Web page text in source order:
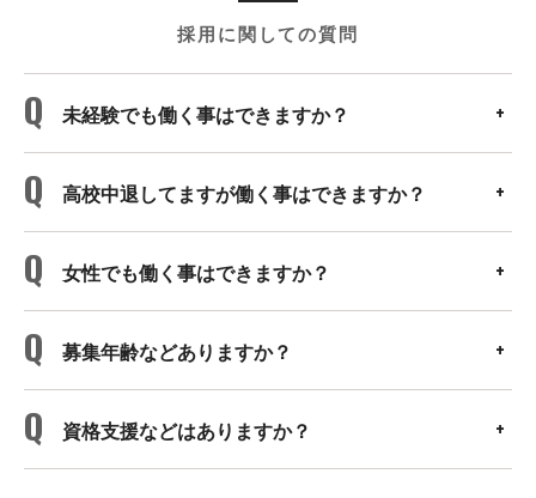
採用に関しての質問
未経験でも働く事はできますか？
高校中退してますが働く事はできますか？
女性でも働く事はできますか？
募集年齢などありますか？
資格支援などはありますか？